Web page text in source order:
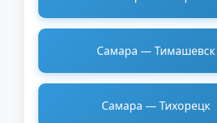
Самара — Тимашевск
Самара — Тихорецк